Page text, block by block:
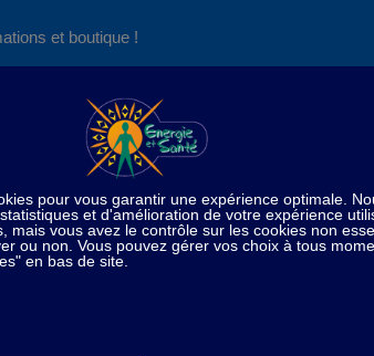
et boutique !
Nos produits succès
Découvrez aussi notre site de
consultations et de formations